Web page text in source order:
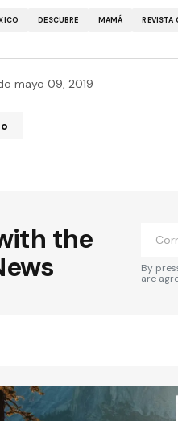
DESCUBRE MAMÁ REVISTA
mayo 09, 2019
correo electrónico
para la
the
By
are